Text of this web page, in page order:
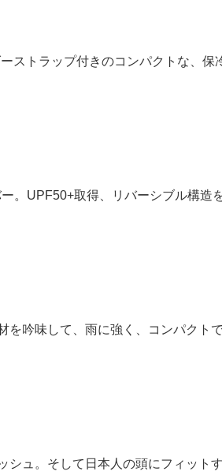
ストラップ付きのコンパクトな、保
。UPF50+取得、リバーシブル構造
吟味して、雨に強く、コンパクト
ュ。そして日本人の頭にフィット